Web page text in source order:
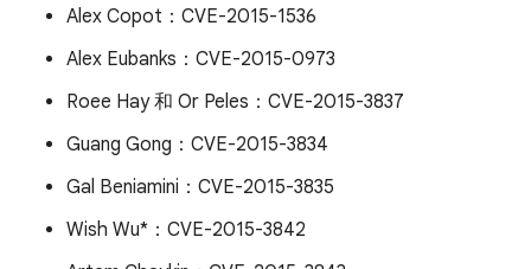
Alex Copot：CVE-2015-1536
Alex Eubanks：CVE-2015-0973
Roee Hay 和 Or Peles：CVE-2015-3837
Guang Gong：CVE-2015-3834
Gal Beniamini：CVE-2015-3835
Wish Wu*：CVE-2015-3842